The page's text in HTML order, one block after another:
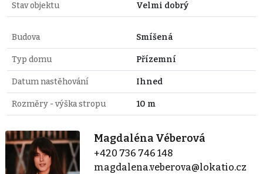
Stav objektu Velmi dobrý
Budova Smíšená
Typ domu Přízemní
Datum nastěhování Ihned
Rozměry - výška stropu 10 m
Magdaléna Véberová
+420 736 746 148
magdalena.veberova@lokatio.cz